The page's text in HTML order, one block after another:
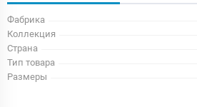
Фабрика
Коллекция
Страна
Тип товара
Размеры